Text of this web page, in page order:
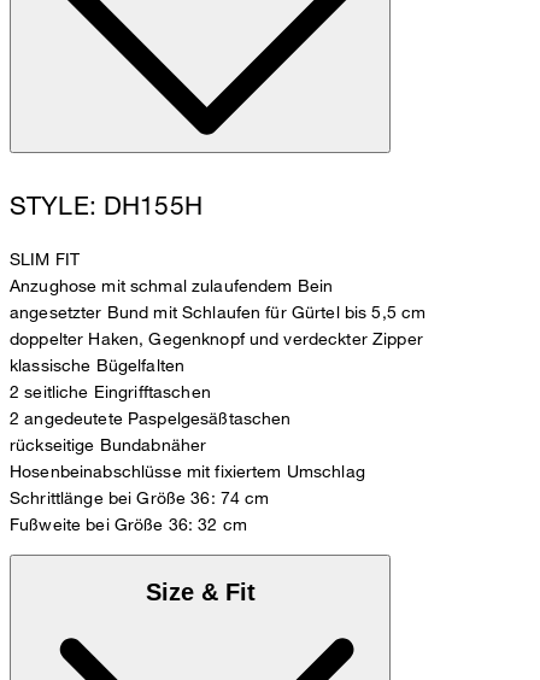
STYLE: DH155H
SLIM FIT
Anzughose mit schmal zulaufendem Bein
angesetzter Bund mit Schlaufen für Gürtel bis 5,5 cm
doppelter Haken, Gegenknopf und verdeckter Zipper
klassische Bügelfalten
2 seitliche Eingrifftaschen
2 angedeutete Paspelgesäßtaschen
rückseitige Bundabnäher
Hosenbeinabschlüsse mit fixiertem Umschlag
Schrittlänge bei Größe 36: 74 cm
Fußweite bei Größe 36: 32 cm
Size & Fit